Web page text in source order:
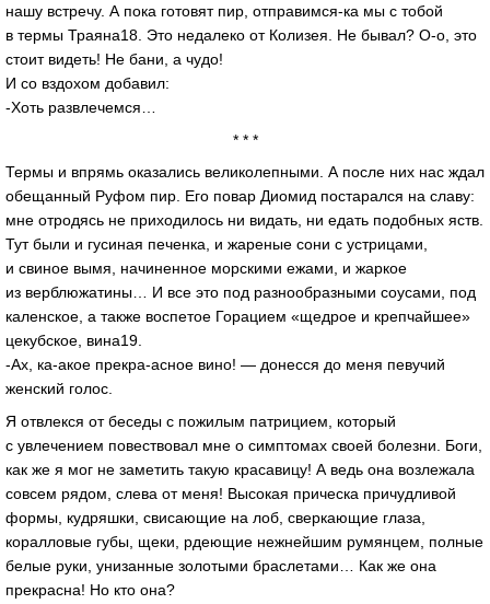
нашу встречу. А пока готовят пир, отправимся-ка мы с тобой
в термы Траяна18. Это недалеко от Колизея. Не бывал? О-о, это
стоит видеть! Не бани, а чудо!
И со вздохом добавил:
-Хоть развлечемся…
* * *
Термы и впрямь оказались великолепными. А после них нас ждал
обещанный Руфом пир. Его повар Диомид постарался на славу:
мне отродясь не приходилось ни видать, ни едать подобных яств.
Тут были и гусиная печенка, и жареные сони с устрицами,
и свиное вымя, начиненное морскими ежами, и жаркое
из верблюжатины… И все это под разнообразными соусами, под
каленское, а также воспетое Горацием «щедрое и крепчайшее»
цекубское, вина19.
-Ах, ка-акое прекра-асное вино! — донесся до меня певучий
женский голос.
Я отвлекся от беседы с пожилым патрицием, который
с увлечением повествовал мне о симптомах своей болезни. Боги,
как же я мог не заметить такую красавицу! А ведь она возлежала
совсем рядом, слева от меня! Высокая прическа причудливой
формы, кудряшки, свисающие на лоб, сверкающие глаза,
коралловые губы, щеки, рдеющие нежнейшим румянцем, полные
белые руки, унизанные золотыми браслетами… Как же она
прекрасна! Но кто она?